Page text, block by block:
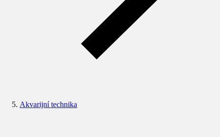
Akvarijní technika